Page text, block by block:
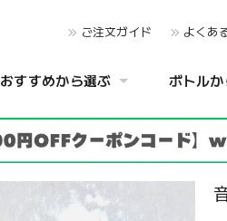
ご注文ガイド よくあ
おすすめから選ぶ ボトル